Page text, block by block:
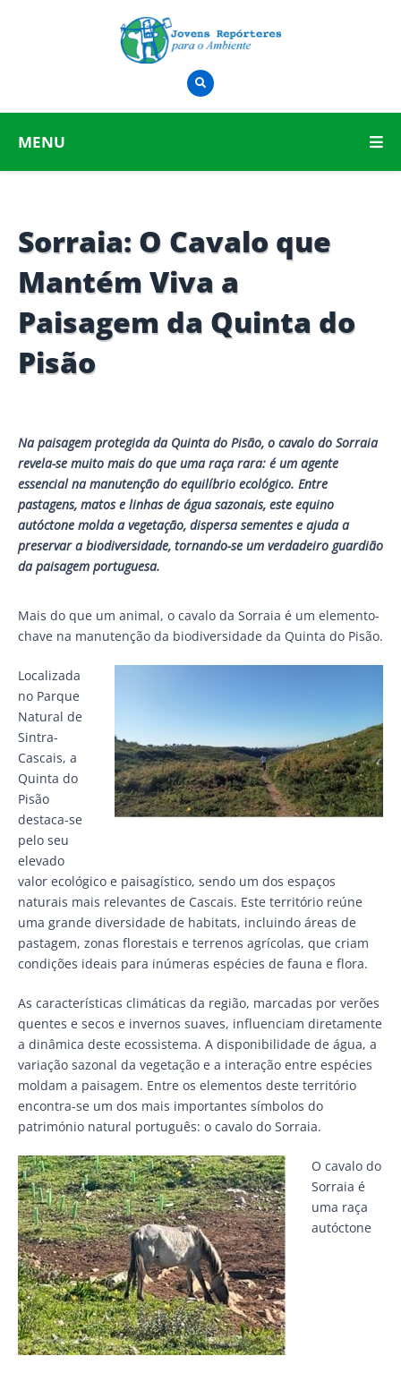
MENU
Sorraia: O Cavalo que
Mantém Viva a
Paisagem da Quinta do
Pisão
Na paisagem protegida da Quinta do Pisão, o cavalo do Sorraia
revela-se muito mais do que uma raça rara: é um agente
essencial na manutenção do equilíbrio ecológico. Entre
pastagens, matos e linhas de água sazonais, este equino
autóctone molda a vegetação, dispersa sementes e ajuda a
preservar a biodiversidade, tornando-se um verdadeiro guardião
da paisagem portuguesa.
Mais do que um animal, o cavalo da Sorraia é um elemento-
chave na manutenção da biodiversidade da Quinta do Pisão.
Localizada
no Parque
Natural de
Sintra-
Cascais, a
Quinta do
Pisão
destaca-se
pelo seu
elevado
valor ecológico e paisagístico, sendo um dos espaços
naturais mais relevantes de Cascais. Este território reúne
uma grande diversidade de habitats, incluindo áreas de
pastagem, zonas florestais e terrenos agrícolas, que criam
condições ideais para inúmeras espécies de fauna e flora.
As características climáticas da região, marcadas por verões
quentes e secos e invernos suaves, influenciam diretamente
a dinâmica deste ecossistema. A disponibilidade de água, a
variação sazonal da vegetação e a interação entre espécies
moldam a paisagem. Entre os elementos deste território
encontra-se um dos mais importantes símbolos do
património natural português: o cavalo do Sorraia.
O cavalo do
Sorraia é
uma raça
autóctone